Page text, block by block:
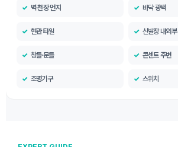
벽·천장 먼지 바닥 광택
현관 타일 신발장 내외부
창틀·문틀 콘센트 주변
조명기구 스위치